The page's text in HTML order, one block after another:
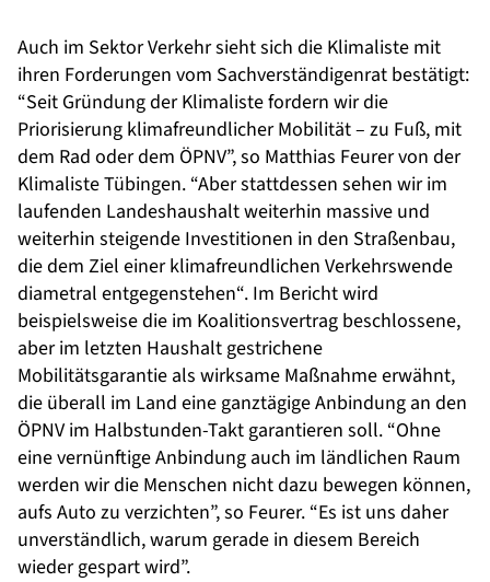
Auch im Sektor Verkehr sieht sich die Klimaliste mit
ihren Forderungen vom Sachverständigenrat bestätigt:
“Seit Gründung der Klimaliste fordern wir die
Priorisierung klimafreundlicher Mobilität – zu Fuß, mit
dem Rad oder dem ÖPNV”, so Matthias Feurer von der
Klimaliste Tübingen. “Aber stattdessen sehen wir im
laufenden Landeshaushalt weiterhin massive und
weiterhin steigende Investitionen in den Straßenbau,
die dem Ziel einer klimafreundlichen Verkehrswende
diametral entgegenstehen“. Im Bericht wird
beispielsweise die im Koalitionsvertrag beschlossene,
aber im letzten Haushalt gestrichene
Mobilitätsgarantie als wirksame Maßnahme erwähnt,
die überall im Land eine ganztägige Anbindung an den
ÖPNV im Halbstunden-Takt garantieren soll. “Ohne
eine vernünftige Anbindung auch im ländlichen Raum
werden wir die Menschen nicht dazu bewegen können,
aufs Auto zu verzichten”, so Feurer. “Es ist uns daher
unverständlich, warum gerade in diesem Bereich
wieder gespart wird”.